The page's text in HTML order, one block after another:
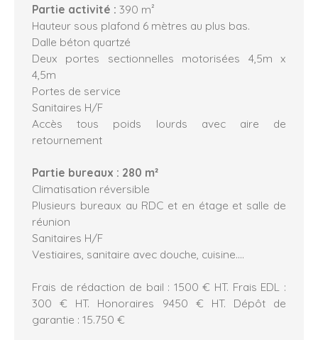
Partie activité : 390 m²
Hauteur sous plafond 6 mètres au plus bas.
Dalle béton quartzé
Deux portes sectionnelles motorisées 4,5m x
4,5m
Portes de service
Sanitaires H/F
Accès tous poids lourds avec aire de
retournement
Partie bureaux : 280 m²
Climatisation réversible
Plusieurs bureaux au RDC et en étage et salle de
réunion
Sanitaires H/F
Vestiaires, sanitaire avec douche, cuisine....
Frais de rédaction de bail : 1500 € HT. Frais EDL :
300 € HT. Honoraires 9450 € HT. Dépôt de
garantie : 15.750 €